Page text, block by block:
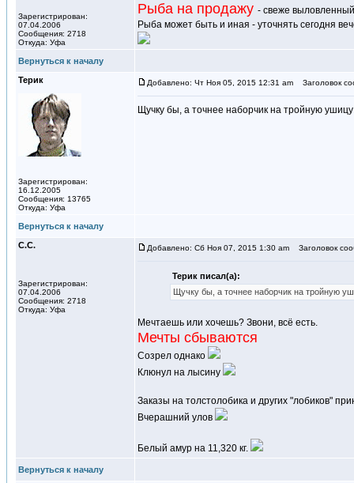
Зарегистрирован:
07.04.2006
Сообщения: 2718
Откуда: Уфа
Рыба на продажу - свеже
Рыба может быть и иная - уточнять сегодня
Вернуться к началу
Терик
Зарегистрирован:
16.12.2005
Сообщения: 13765
Откуда: Уфа
Добавлено: Чт Ноя 05, 2015 12:31 am Заголовок
Щучку бы, а точнее наборчик на тройную
Вернуться к началу
С.С.
Зарегистрирован:
07.04.2006
Сообщения: 2718
Откуда: Уфа
Добавлено: Сб Ноя 07, 2015 1:30 am Заголовок
Терик писал(а):
Щучку бы, а точнее наборчик на тройную
Мечтаешь или хочешь? Звони, всё есть.
Мечты сбываются
Созрел однако
Клюнул на лысину
Заказы на толстолобика и других "лобиков"
Вчерашний улов
Белый амур на 11,320 кг.
Вернуться к началу